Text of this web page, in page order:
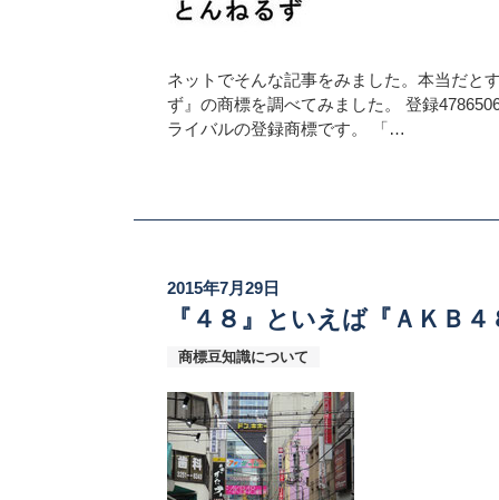
ネットでそんな記事をみました。本当だと
ず』の商標を調べてみました。 登録
ライバルの登録商標です。 「…
2015年7月29日
『４８』といえば『ＡＫＢ
商標豆知識について